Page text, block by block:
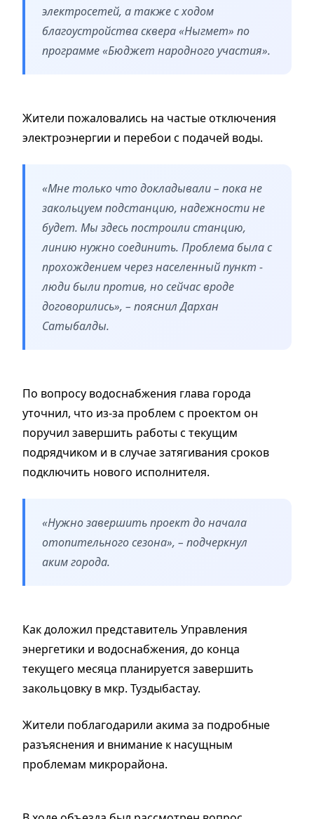
электросетей, а также с ходом
благоустройства сквера «Ныгмет» по
программе «Бюджет народного участия».
Жители пожаловались на частые отключения
электроэнергии и перебои с подачей воды.
«Мне только что докладывали – пока не
закольцуем подстанцию, надежности не
будет. Мы здесь построили станцию,
линию нужно соединить. Проблема была с
прохождением через населенный пункт -
люди были против, но сейчас вроде
договорились», – пояснил Дархан
Сатыбалды.
По вопросу водоснабжения глава города
уточнил, что из-за проблем с проектом он
поручил завершить работы с текущим
подрядчиком и в случае затягивания сроков
подключить нового исполнителя.
«Нужно завершить проект до начала
отопительного сезона», – подчеркнул
аким города.
Как доложил представитель Управления
энергетики и водоснабжения, до конца
текущего месяца планируется завершить
закольцовку в мкр. Туздыбастау.
Жители поблагодарили акима за подробные
разъяснения и внимание к насущным
проблемам микрорайона.